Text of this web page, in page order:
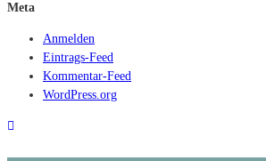
Meta
Anmelden
Eintrags-Feed
Kommentar-Feed
WordPress.org